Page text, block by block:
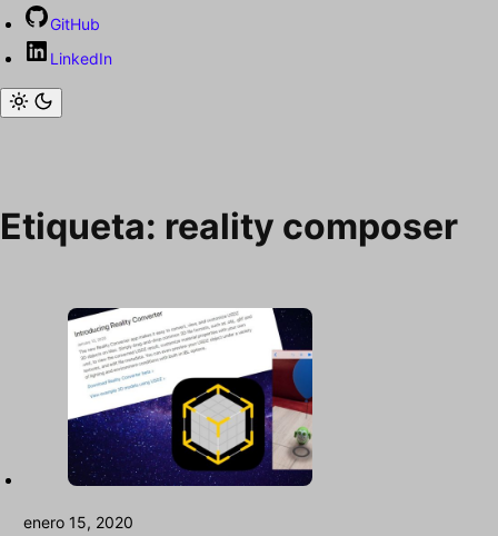
GitHub
LinkedIn
Etiqueta: reality composer
enero 15, 2020